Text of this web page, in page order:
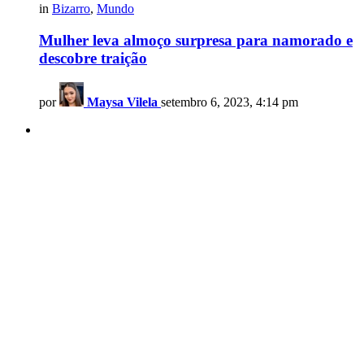
in Bizarro, Mundo
Mulher leva almoço surpresa para namorado e
descobre traição
por Maysa Vilela setembro 6, 2023, 4:14 pm